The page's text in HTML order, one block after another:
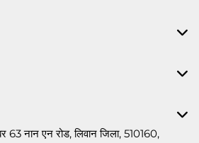
63 नान एन रोड, लिवान जिला, 510160,